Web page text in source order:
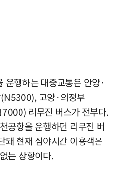
운행하는 대중교통은 안양·
고양·의정부
리무진 버스가 전부다.
공항을 운행하던 리무진 버
돼 현재 심야시간 이용객은
는 상황이다.